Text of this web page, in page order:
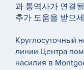
과 통역사가 연결
추가 도움을 받으
Круглосуточный
линии Центра
насилия в